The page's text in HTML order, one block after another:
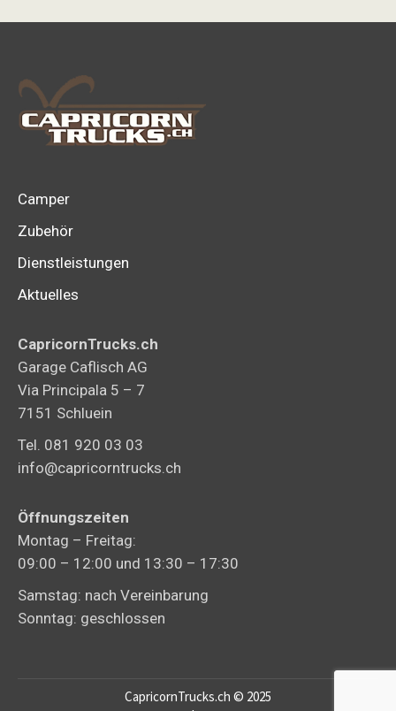
Camper
Zubehör
Dienstleistungen
Aktuelles
CapricornTrucks.ch
Garage Caflisch AG
Via Principala 5 – 7
7151 Schluein
Tel. 081 920 03 03
info@capricorntrucks.ch
Öffnungszeiten
Montag – Freitag:
09:00 – 12:00 und 13:30 – 17:30
Samstag: nach Vereinbarung
Sonntag: geschlossen
CapricornTrucks.ch © 2025